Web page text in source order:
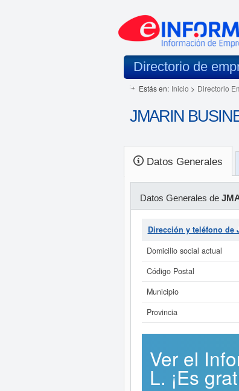
Directorio de
Estás en: Inicio > Directorio
JMARIN
Datos Generales
Datos Generales de
Dirección y teléfono de
Domicilio social actual
Código Postal
Municipio
Provincia
Ver el
L. ¡Es